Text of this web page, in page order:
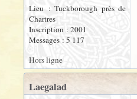
Lieu : Tuckborough près de
Chartres
Inscription : 2001
Messages : 5 117
Hors ligne
Laegalad